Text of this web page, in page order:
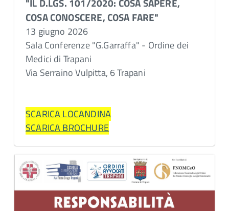
"IL D.LGS. 101/2020: COSA SAPERE,
COSA CONOSCERE, COSA FARE"
13 giugno 2026
Sala Conferenze "G.Garraffa" - Ordine dei
Medici di Trapani
Via Serraino Vulpitta, 6 Trapani
SCARICA LOCANDINA
SCARICA BROCHURE